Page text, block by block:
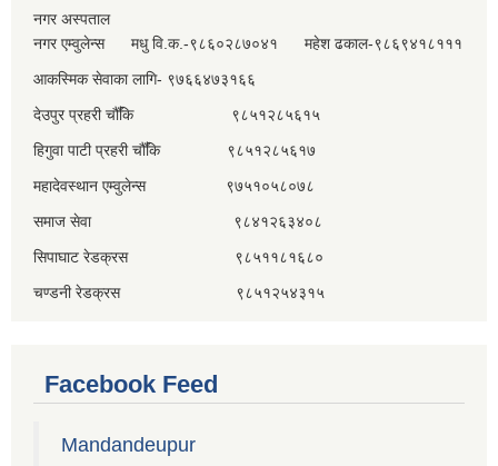
नगर अस्पताल
नगर एम्वुलेन्स मधु वि.क.-९८६०२८७०४१ महेश ढकाल-९८६९४१८१११
आकस्मिक सेवाका लागि- ९७६६४७३१६६
देउपुर प्रहरी चौँकि ९८५१२८५६१५
हिगुवा पाटी प्रहरी चौँकि ९८५१२८५६१७
महादेवस्थान एम्वुलेन्स ९७५१०५८०७८
समाज सेवा ९८४१२६३४०८
सिपाघाट रेडक्रस ९८५११८१६८०
चण्डनी रेडक्रस ९८५१२५४३१५
Facebook Feed
Mandandeupur